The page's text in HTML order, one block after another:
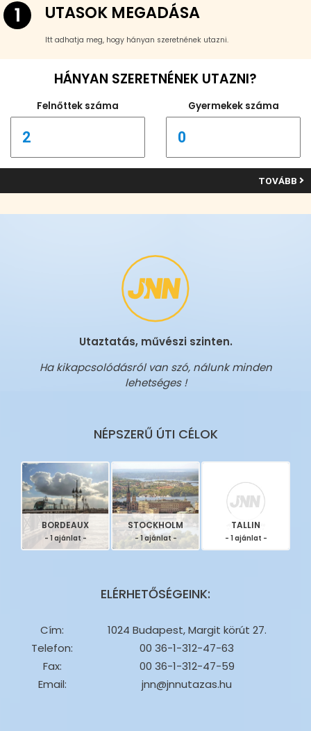
1 UTASOK MEGADÁSA
Itt adhatja meg, hogy hányan szeretnének utazni.
HÁNYAN SZERETNÉNEK UTAZNI?
Felnőttek száma Gyermekek száma
TOVÁBB
Utaztatás, művészi szinten.
Ha kikapcsolódásról van szó, nálunk minden
lehetséges !
NÉPSZERŰ ÚTI CÉLOK
BORDEAUX
- 1 ajánlat -
STOCKHOLM
- 1 ajánlat -
TALLIN
- 1 ajánlat -
ELÉRHETŐSÉGEINK:
Cím:
1024 Budapest, Margit körút 27.
Telefon:
00 36-1-312-47-63
Fax:
00 36-1-312-47-59
Email:
jnn@jnnutazas.hu